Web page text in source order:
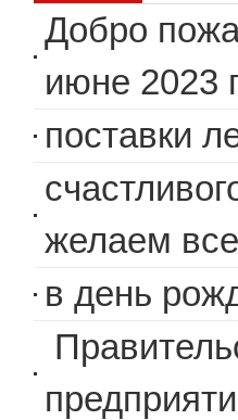
Добро
июне 2023
поставки
желаем
в день